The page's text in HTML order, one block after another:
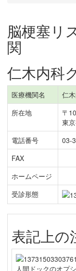
脳梗塞リ
関
仁木内科
医療機関名
仁
所在地
〒
東
電話番号
03-
FAX
ホームページ
受診形態
表記上の
人間ドックのオプ